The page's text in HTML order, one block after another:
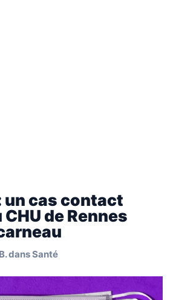
un cas contact
de Rennes
dansSanté